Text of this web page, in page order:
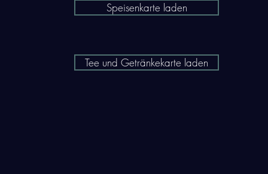
Speisenkarte laden
Tee und Getränkekarte laden